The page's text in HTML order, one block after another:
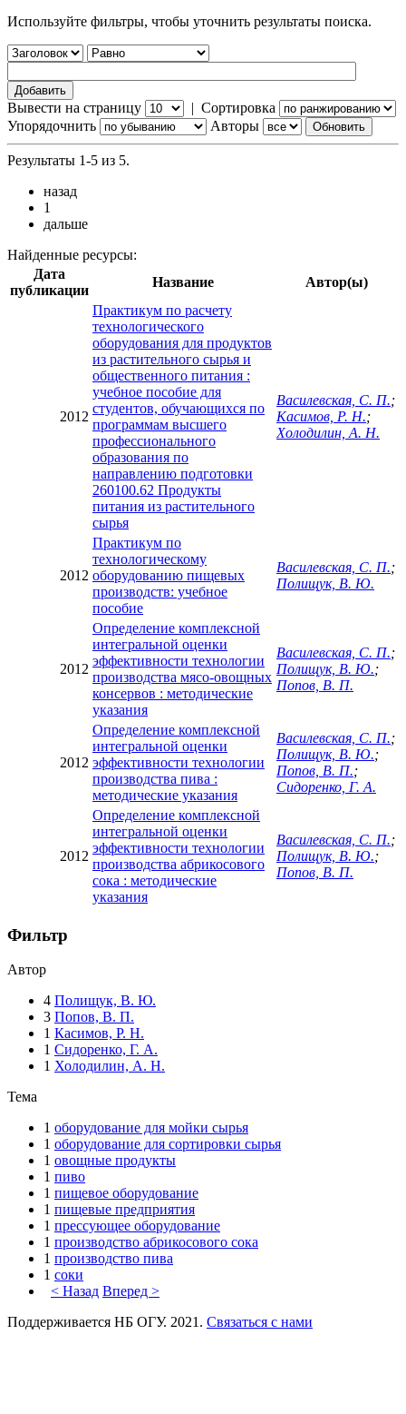
Используйте фильтры, чтобы уточнить результаты поиска.
Вывести на страницу | Сортировка
Упорядочнить
Авторы
Результаты 1-5 из 5.
назад
1
дальше
Найденные ресурсы:
Дата
публикации
Название Автор(ы)
2012
Практикум по расчету
технологического
оборудования для продуктов
из растительного сырья и
общественного питания :
учебное пособие для
студентов, обучающихся по
программам высшего
профессионального
образования по
направлению подготовки
260100.62 Продукты
питания из растительного
сырья
Василевская, С. П.;
Касимов, Р. Н.;
Холодилин, А. Н.
2012
Практикум по
технологическому
оборудованию пищевых
производств: учебное
пособие
Василевская, С. П.;
Полищук, В. Ю.
2012
Определение комплексной
интегральной оценки
эффективности технологии
производства мясо-овощных
консервов : методические
указания
Василевская, С. П.;
Полищук, В. Ю.;
Попов, В. П.
2012
Определение комплексной
интегральной оценки
эффективности технологии
производства пива :
методические указания
Василевская, С. П.;
Полищук, В. Ю.;
Попов, В. П.;
Сидоренко, Г. А.
2012
Определение комплексной
интегральной оценки
эффективности технологии
производства абрикосового
сока : методические
указания
Василевская, С. П.;
Полищук, В. Ю.;
Попов, В. П.
Фильтр
Автор
4 Полищук, В. Ю.
3 Попов, В. П.
1 Касимов, Р. Н.
1 Сидоренко, Г. А.
1 Холодилин, А. Н.
Тема
1 оборудование для мойки сырья
1 оборудование для сортировки сырья
1 овощные продукты
1 пиво
1 пищевое оборудование
1 пищевые предприятия
1 прессующее оборудование
1 производство абрикосового сока
1 производство пива
1 соки
< Назад Вперед >
Поддерживается НБ ОГУ. 2021. Связаться с нами